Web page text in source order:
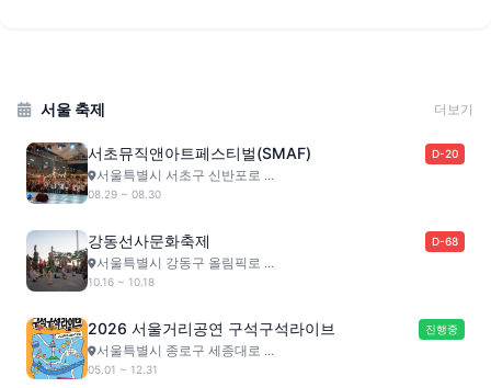
서울 축제 더보기
서초뮤직앤아트페스티벌(SMAF) D-20
서울특별시 서초구 신반포로 ...
08.29 ~ 08.30
강동선사문화축제 D-68
서울특별시 강동구 올림픽로 ...
10.16 ~ 10.18
2026 서울거리공연 구석구석라이브 진행중
서울특별시 종로구 세종대로 ...
05.01 ~ 12.31